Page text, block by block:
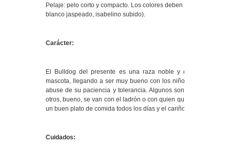
Pelaje: pelo corto y compacto. Los colores deben ser nítidos y
blanco jaspeado, isabelino subido).
Carácter:
El Bulldog del presente es una raza noble y de
mascota, llegando a ser muy bueno con los niños de la familia
abuse de su paciencia y tolerancia. Algunos son buenos
otros, bueno, se van con el ladrón o con quien quiera llevárselo.
un buen plato de comida todos los días y el cariño de su amo.
Cuidados: